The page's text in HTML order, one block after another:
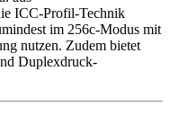
ICC-Profil-Technik
im 256c-Modus mit
nutzen. Zudem bietet
Duplexdruck-